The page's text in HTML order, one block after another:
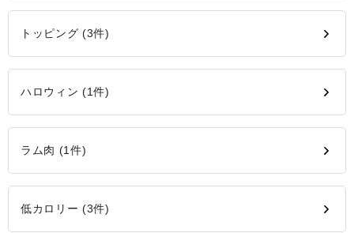
トッピング (3件)
ハロウィン (1件)
ラム肉 (1件)
低カロリー (3件)